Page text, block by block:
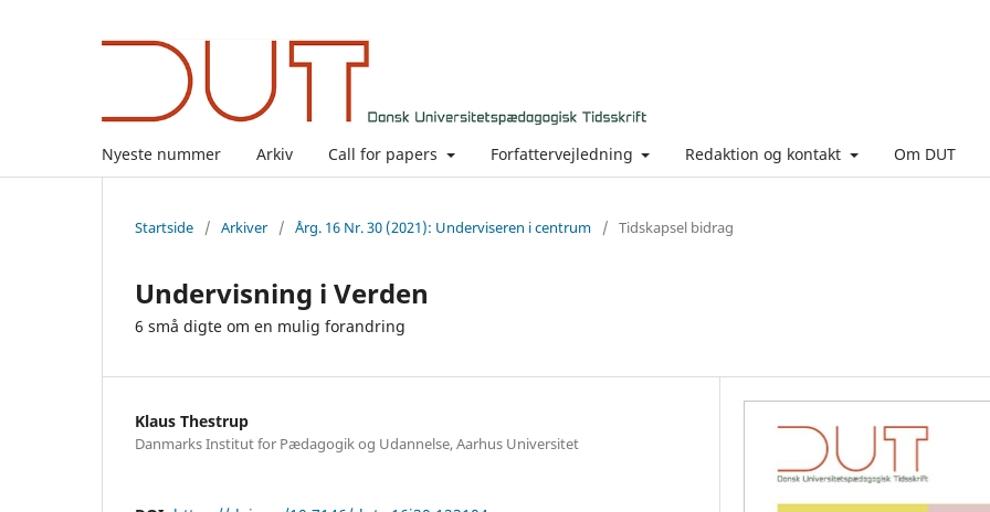
Nyeste nummer Arkiv Call for papers Forfattervejledning Redaktion og kontakt Om DUT
Startside / Arkiver / Årg. 16 Nr. 30 (2021): Underviseren i centrum / Tidskapsel bidrag
Undervisning i Verden
6 små digte om en mulig forandring
Klaus Thestrup
Danmarks Institut for Pædagogik og Udannelse, Aarhus Universitet